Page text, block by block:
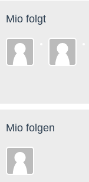
Mio folgt
Mio folgen